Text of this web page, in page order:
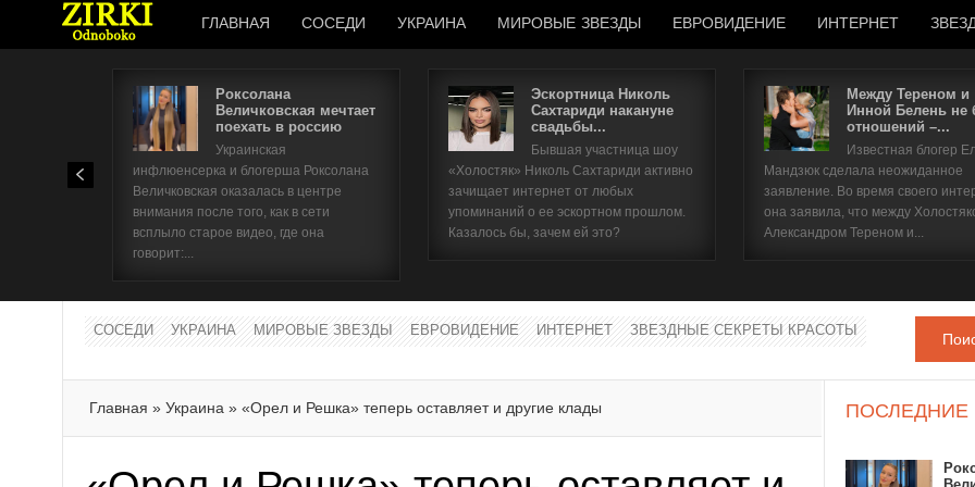
ГЛАВНАЯ СОСЕДИ УКРАИНА МИРОВЫЕ ЗВЕЗДЫ ЕВРОВИДЕНИЕ ИНТЕРНЕТ
Роксолана
Величковская мечтает
поехать в россию
Украинская
инфлюенсерка и блогерша Роксолана
Величковская оказалась в центре
внимания после того, как в сети
всплыло старое видео, где она
говорит:...
Эскортница Николь
Сахтариди накануне
свадьбы...
Бывшая участница шоу
«Холостяк» Николь Сахтариди активно
зачищает интернет от любых
упоминаний о ее эскортном прошлом.
Казалось бы, зачем ей это?
Между Тереном и
Инной Белень не
отношений –...
Известная блогер
Мандзюк сделала неожиданное
заявление. Во время своего
она заявила, что между
Александром Тереном и...
СОСЕДИ УКРАИНА МИРОВЫЕ ЗВЕЗДЫ ЕВРОВИДЕНИЕ ИНТЕРНЕТ ЗВЕЗДНЫЕ СЕКРЕТЫ КРАСОТЫ
Главная » Украина » «Орел и Решка» теперь оставляет и другие клады ПОСЛЕДНИЕ
Имя пользователя
Забыли имя пользователя?